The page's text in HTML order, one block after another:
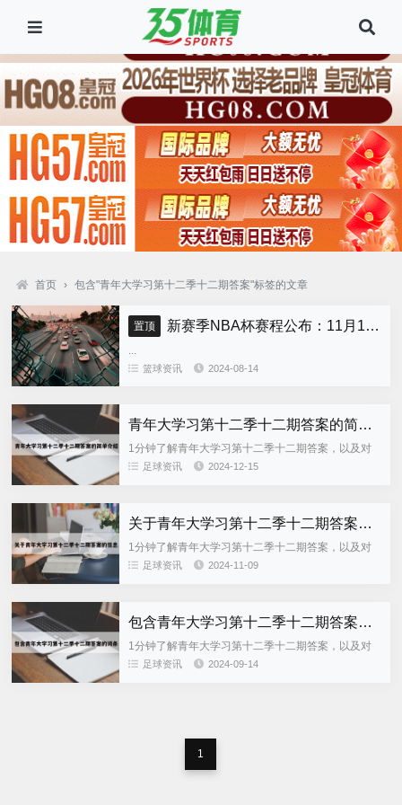
首页 › 包含"青年大学习第十二季十二期答案"标签的文章
置顶 新赛季NBA杯赛程公布：11月13日揭幕 12月18决赛
篮球资讯 2024-08-14
青年大学习第十二季十二期答案的简单介绍
1分钟了解青年大学习第十二季十二期答案，以及对
应的知识点，希望对各位有所帮助，不要忘了收藏本
足球资讯 2024-12-15
关于青年大学习第十二季十二期答案的信息
1分钟了解青年大学习第十二季十二期答案，以及对
应的知识点，希望对各位有所帮助，不要忘了收藏本
足球资讯 2024-11-09
包含青年大学习第十二季十二期答案的词条
1分钟了解青年大学习第十二季十二期答案，以及对
应的知识点，希望对各位有所帮助，不要忘了收藏本
足球资讯 2024-09-14
1